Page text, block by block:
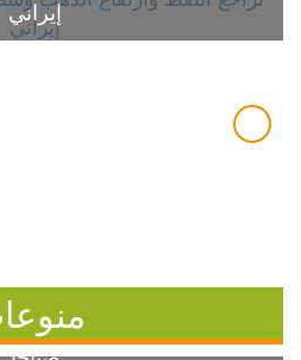
إيراني
7 خطوات بسيطة للسيطرة